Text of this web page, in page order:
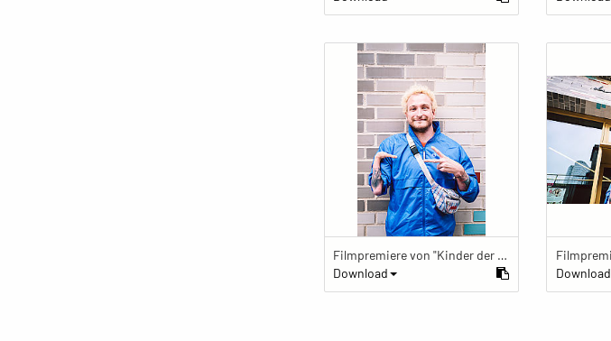
Filmpremiere von "Kinder der Utopie" Kinder der Utopie Premiere
Download
Download